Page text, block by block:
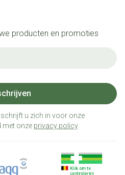
producten en promoties
u zich in voor onze
met onze privacy policy.